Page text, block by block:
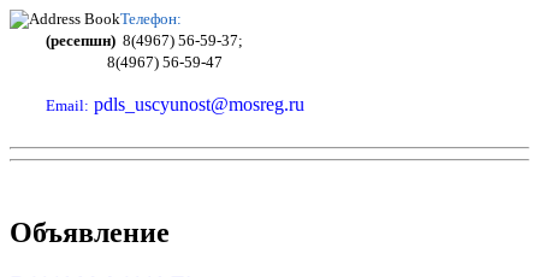
Телефон:
(ресепшн) 8(4967) 56-59-37;
8(4967) 56-59-47
Email: pdls_uscyunost@mosreg.ru
Объявление